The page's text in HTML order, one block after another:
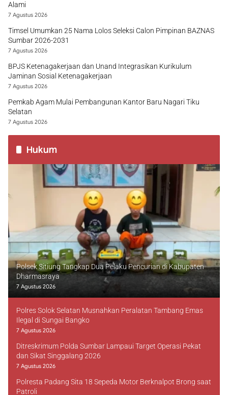
Alami
7 Agustus 2026
Timsel Umumkan 25 Nama Lolos Seleksi Calon Pimpinan BAZNAS
Sumbar 2026-2031
7 Agustus 2026
BPJS Ketenagakerjaan dan Unand Integrasikan Kurikulum
Jaminan Sosial Ketenagakerjaan
7 Agustus 2026
Pemkab Agam Mulai Pembangunan Kantor Baru Nagari Tiku
Selatan
7 Agustus 2026
Hukum
Polsek Sitiung Tangkap Dua Pelaku Pencurian di Kabupaten
Dharmasraya
7 Agustus 2026
Polres Solok Selatan Musnahkan Peralatan Tambang Emas
Ilegal di Sungai Bangko
7 Agustus 2026
Ditreskrimum Polda Sumbar Lampaui Target Operasi Pekat
dan Sikat Singgalang 2026
7 Agustus 2026
Polresta Padang Sita 18 Sepeda Motor Berknalpot Brong saat
Patroli